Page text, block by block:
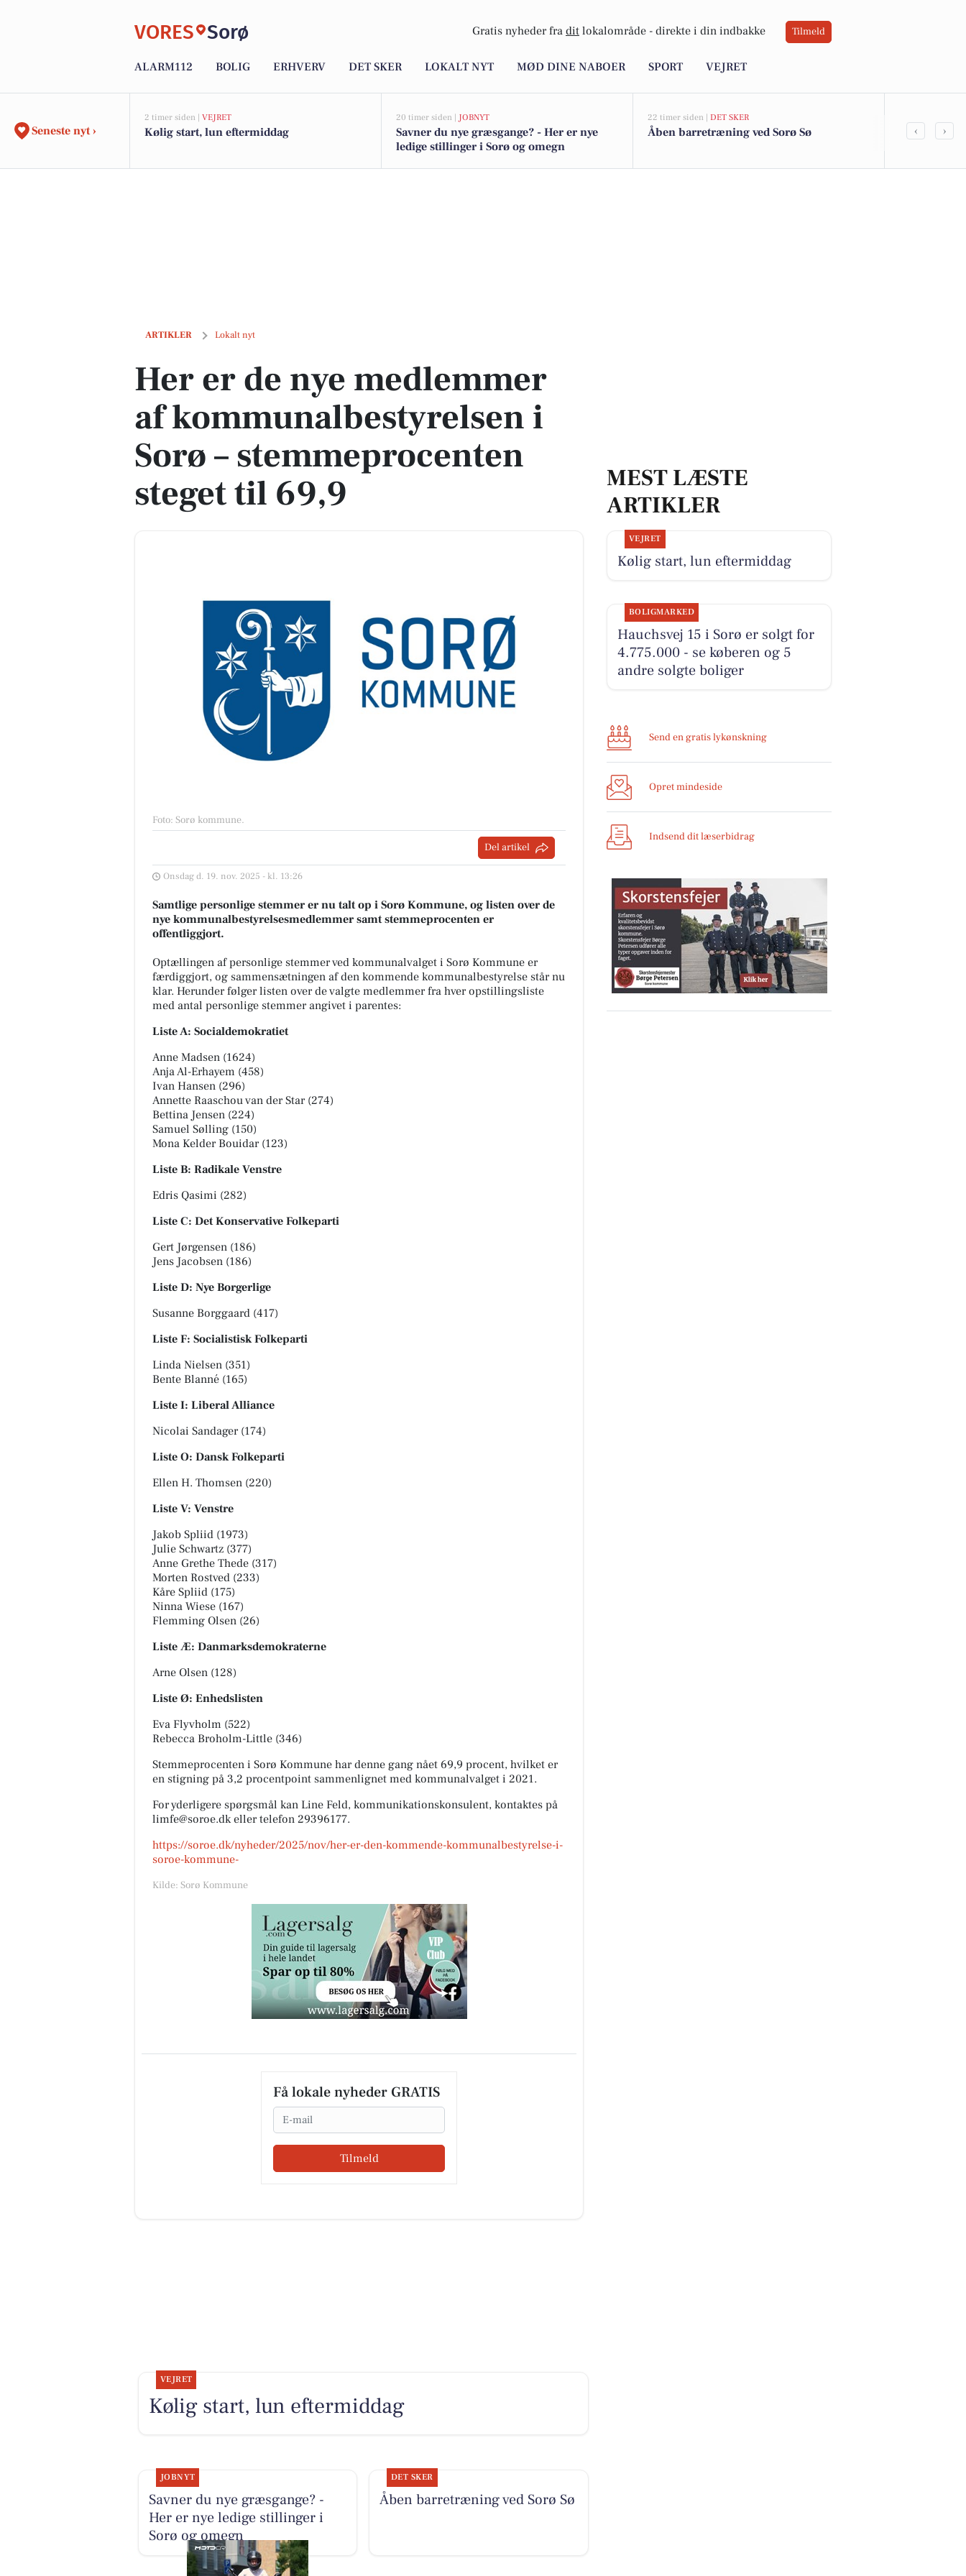
VORES Sorø Gratis nyheder fra dit lokalområde - direkte i din indbakke Tilmeld
ALARM112 BOLIG ERHVERV DET SKER LOKALT NYT MØD DINE NABOER SPORT VEJRET
Seneste nyt ›
2 timer siden | VEJRET
Kølig start, lun eftermiddag
20 timer siden | JOBNYT
Savner du nye græsgange? - Her er nye
ledige stillinger i Sorø og omegn
22 timer siden | DET SKER
Åben barretræning ved Sorø Sø
Lange
‹ ›
ARTIKLER Lokalt nyt
Her er de nye medlemmer af kommunalbestyrelsen i Sorø – stemmeprocenten steget til 69,9
Her er de nye medlemmer
af kommunalbestyrelsen i
Sorø – stemmeprocenten
steget til 69,9
Foto: Sorø kommune.
Del artikel
Onsdag d. 19. nov. 2025 - kl. 13:26
Samtlige personlige stemmer er nu talt op i Sorø Kommune, og listen over de
nye kommunalbestyrelsesmedlemmer samt stemmeprocenten er
offentliggjort.
Optællingen af personlige stemmer ved kommunalvalget i Sorø Kommune er
færdiggjort, og sammensætningen af den kommende kommunalbestyrelse står nu
klar. Herunder følger listen over de valgte medlemmer fra hver opstillingsliste
med antal personlige stemmer angivet i parentes:
Liste A: Socialdemokratiet
Anne Madsen (1624)
Anja Al-Erhayem (458)
Ivan Hansen (296)
Annette Raaschou van der Star (274)
Bettina Jensen (224)
Samuel Sølling (150)
Mona Kelder Bouidar (123)
Liste B: Radikale Venstre
Edris Qasimi (282)
Liste C: Det Konservative Folkeparti
Gert Jørgensen (186)
Jens Jacobsen (186)
Liste D: Nye Borgerlige
Susanne Borggaard (417)
Liste F: Socialistisk Folkeparti
Linda Nielsen (351)
Bente Blanné (165)
Liste I: Liberal Alliance
Nicolai Sandager (174)
Liste O: Dansk Folkeparti
Ellen H. Thomsen (220)
Liste V: Venstre
Jakob Spliid (1973)
Julie Schwartz (377)
Anne Grethe Thede (317)
Morten Rostved (233)
Kåre Spliid (175)
Ninna Wiese (167)
Flemming Olsen (26)
Liste Æ: Danmarksdemokraterne
Arne Olsen (128)
Liste Ø: Enhedslisten
Eva Flyvholm (522)
Rebecca Broholm-Little (346)
Stemmeprocenten i Sorø Kommune har denne gang nået 69,9 procent, hvilket er
en stigning på 3,2 procentpoint sammenlignet med kommunalvalget i 2021.
For yderligere spørgsmål kan Line Feld, kommunikationskonsulent, kontaktes på
limfe@soroe.dk eller telefon 29396177.
https://soroe.dk/nyheder/2025/nov/her-er-den-kommende-kommunalbestyrelse-i-
soroe-kommune-
Kilde: Sorø Kommune
Få lokale nyheder GRATIS
Email
Tilmeld
MEST LÆSTE
ARTIKLER
VEJRET
Kølig start, lun eftermiddag
BOLIGMARKED
Hauchsvej 15 i Sorø er solgt for
4.775.000 - se køberen og 5
andre solgte boliger
Send en gratis lykønskning
Opret mindeside
Indsend dit læserbidrag
VEJRET
Kølig start, lun eftermiddag
JOBNYT
Savner du nye græsgange? -
Her er nye ledige stillinger i
Sorø og omegn
DET SKER
Åben barretræning ved Sorø Sø